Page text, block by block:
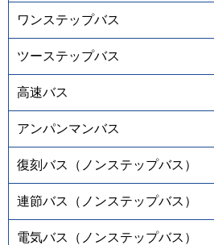
ワンステップバス
ツーステップバス
高速バス
アンパンマンバス
復刻バス（ノンステップバス）
連節バス（ノンステップバス）
電気バス（ノンステップバス）